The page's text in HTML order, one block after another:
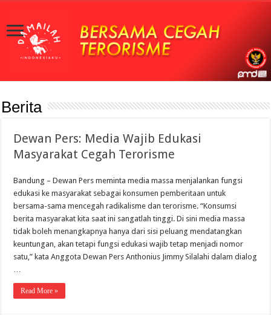
Berita
Dewan Pers: Media Wajib Edukasi
Masyarakat Cegah Terorisme
Bandung – Dewan Pers meminta media massa menjalankan fungsi
edukasi ke masyarakat sebagai konsumen pemberitaan untuk
bersama-sama mencegah radikalisme dan terorisme. “Konsumsi
berita masyarakat kita saat ini sangatlah tinggi. Di sini media massa
tidak boleh menangkapnya hanya dari sisi peluang mendatangkan
keuntungan, akan tetapi fungsi edukasi wajib tetap menjadi nomor
satu,” kata Anggota Dewan Pers Anthonius Jimmy Silalahi dalam dialog
…
Read More »